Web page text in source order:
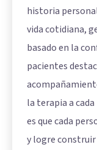
historia
vida cotidiana,
basado en la
pacientes
la terapia a
es que cada
y logre construir